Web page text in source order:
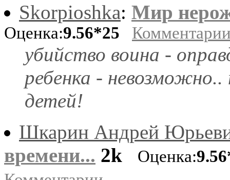
Skorpioshka: Мир
Оценка:9.56*25
убийство воина -
ребенка -
детей!
Шкарин Андрей
времени... 2k Оценка: